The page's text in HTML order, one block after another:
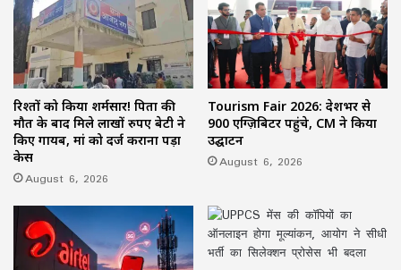
रिश्तों को किया शर्मसार! पिता की
मौत के बाद मिले लाखों रुपए बेटी ने
किए गायब, मां को दर्ज कराना पड़ा
केस
August 6, 2026
Tourism Fair 2026: देशभर से
900 एग्ज़िबिटर पहुंचे, CM ने किया
उद्घाटन
August 6, 2026